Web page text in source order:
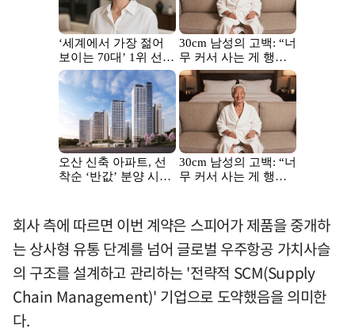
회사 측에 따르면 이번 계약은 스피어가 제품을 중개하
는 상사형 유통 단계를 넘어 글로벌 우주항공 가치사슬
의 구조를 설계하고 관리하는 '전략적 SCM(Supply
Chain Management)' 기업으로 도약했음을 의미한
다.